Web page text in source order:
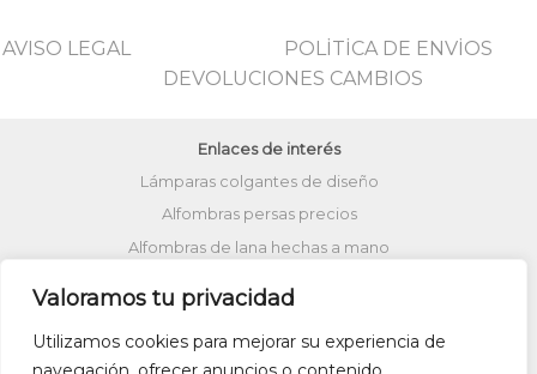
Valoramos tu privacidad
Utilizamos cookies para mejorar su experiencia de
AVISO LEGAL
POLİTİCA DE ENVİOS
DEVOLUCIONES CAMBIOS
Enlaces de interés
Lámparas colgantes de diseño
Alfombras persas precios
Alfombras de lana hechas a mano
Alfombras de patchwork
Alfombras turcas precios